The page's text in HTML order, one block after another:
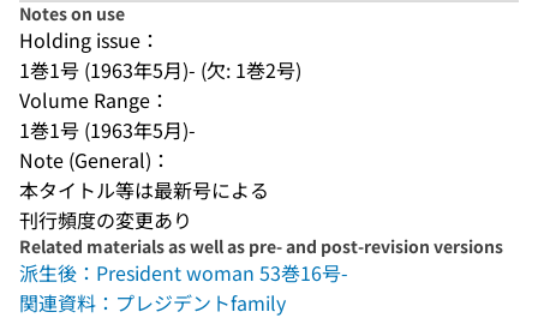
Notes on use
Holding issue：
1巻1号 (1963年5月)- (欠: 1巻2号)
Volume Range：
1巻1号 (1963年5月)-
Note (General)：
本タイトル等は最新号による
刊行頻度の変更あり
Related materials as well as pre- and post-revision versions
派生後：President woman 53巻16号-
関連資料：プレジデントfamily